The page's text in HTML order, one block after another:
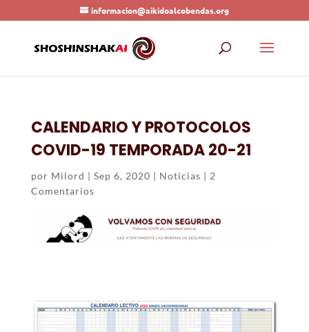
informacion@aikidoalcobendas.org
CALENDARIO Y PROTOCOLOS
COVID-19 TEMPORADA 20-21
por Milord | Sep 6, 2020 | Noticias | 2
Comentarios